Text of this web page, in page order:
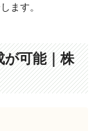
ます。
が可能｜株